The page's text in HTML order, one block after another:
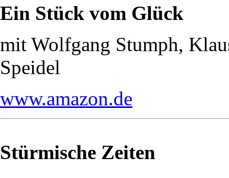
Ein Stück vom Glück
mit Wolfgang Stumph,
Speidel
www.amazon.de
Stürmische Zeiten